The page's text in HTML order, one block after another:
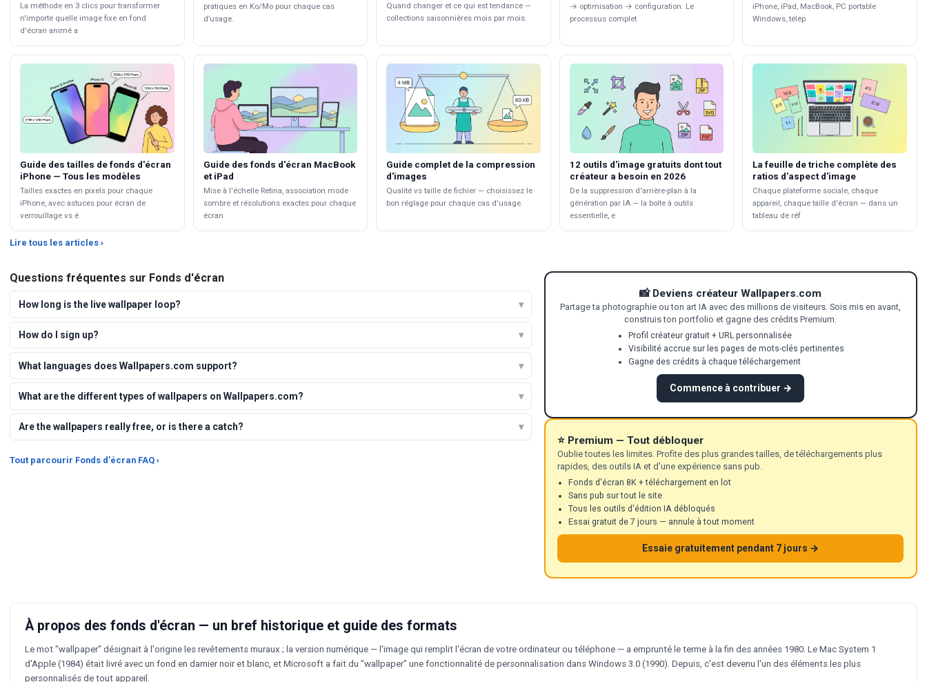
La méthode en 3 clics pour transformer
n'importe quelle image fixe en fond
d'écran animé a
pratiques en Ko/Mo pour chaque cas
d’usage.
Quand changer et ce qui est tendance —
collections saisonnières mois par mois.
→ optimisation → configuration. Le
processus complet
iPhone, iPad, MacBook, PC portable
Windows, télép
Guide des tailles de fonds d'écran
iPhone — Tous les modèles
Tailles exactes en pixels pour chaque
iPhone, avec astuces pour écran de
verrouillage vs é
Guide des fonds d'écran MacBook
et iPad
Mise à l'échelle Retina, association mode
sombre et résolutions exactes pour chaque
écran
Guide complet de la compression
d'images
Qualité vs taille de fichier — choisissez le
bon réglage pour chaque cas d'usage.
12 outils d'image gratuits dont tout
créateur a besoin en 2026
De la suppression d'arrière-plan à la
génération par IA — la boîte à outils
essentielle, e
La feuille de triche complète des
ratios d'aspect d'image
Chaque plateforme sociale, chaque
appareil, chaque taille d'écran — dans un
tableau de réf
Lire tous les articles ›
Questions fréquentes sur Fonds d'écran
How long is the live wallpaper loop?
How do I sign up?
What languages does Wallpapers.com support?
What are the different types of wallpapers on Wallpapers.com?
Are the wallpapers really free, or is there a catch?
Tout parcourir Fonds d'écran FAQ ›
📸 Deviens créateur Wallpapers.com
Partage ta photographie ou ton art IA avec des millions de visiteurs. Sois mis en avant,
construis ton portfolio et gagne des crédits Premium.
Profil créateur gratuit + URL personnalisée
Visibilité accrue sur les pages de mots-clés pertinentes
Gagne des crédits à chaque téléchargement
Commence à contribuer →
⭐ Premium — Tout débloquer
Oublie toutes les limites. Profite des plus grandes tailles, de téléchargements plus
rapides, des outils IA et d'une expérience sans pub.
Fonds d'écran 8K + téléchargement en lot
Sans pub sur tout le site
Tous les outils d'édition IA débloqués
Essai gratuit de 7 jours — annule à tout moment
Essaie gratuitement pendant 7 jours →
À propos des fonds d'écran — un bref historique et guide des formats
Le mot "wallpaper" désignait à l'origine les revêtements muraux ; la version numérique — l'image qui remplit l'écran de votre ordinateur ou téléphone — a emprunté le terme à la fin des années 1980. Le Mac System 1
d'Apple (1984) était livré avec un fond en damier noir et blanc, et Microsoft a fait du "wallpaper" une fonctionnalité de personnalisation dans Windows 3.0 (1990). Depuis, c'est devenu l'un des éléments les plus
personnalisés de tout appareil.